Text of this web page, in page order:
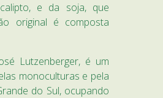
e da soja, que
original é composta
Lutzenberger, é um
monoculturas e pela
do Sul, ocupando